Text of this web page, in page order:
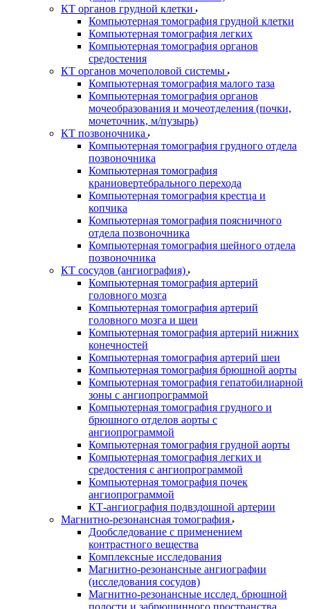
КТ органов грудной клетки
Компьютерная томография грудной клетки
Компьютерная томография легких
Компьютерная томография органов
средостения
КТ органов мочеполовой системы
Компьютерная томография малого таза
Компьютерная томография органов
мочеобразования и мочеотделения (почки,
мочеточник, м/пузырь)
КТ позвоночника
Компьютерная томография грудного отдела
позвоночника
Компьютерная томография
краниовертебрального перехода
Компьютерная томография крестца и
копчика
Компьютерная томография поясничного
отдела позвоночника
Компьютерная томография шейного отдела
позвоночника
КТ сосудов (ангиография)
Компьютерная томография артерий
головного мозга
Компьютерная томография артерий
головного мозга и шеи
Компьютерная томография артерий нижних
конечностей
Компьютерная томография артерий шеи
Компьютерная томография брюшной аорты
Компьютерная томография гепатобилиарной
зоны с ангиопрограммой
Компьютерная томография грудного и
брюшного отделов аорты с
ангиопрограммой
Компьютерная томография грудной аорты
Компьютерная томография легких и
средостения с ангиопрограммой
Компьютерная томография почек
ангиопрограммой
КТ-ангиография подвздошной артерии
Магнитно-резонансная томография
Дообследование с применением
контрастного вещества
Комплексные исследования
Магнитно-резонансные ангиографии
(исследования сосудов)
Магнитно-резонансные исслед. брюшной
полости и забрюшинного пространства